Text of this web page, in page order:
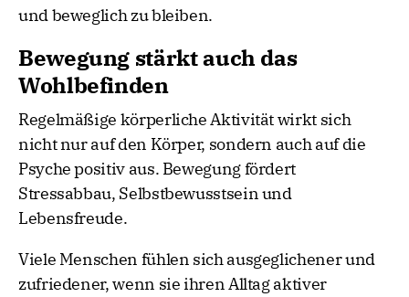
und beweglich zu bleiben.
Bewegung stärkt auch das
Wohlbefinden
Regelmäßige körperliche Aktivität wirkt sich
nicht nur auf den Körper, sondern auch auf die
Psyche positiv aus. Bewegung fördert
Stressabbau, Selbstbewusstsein und
Lebensfreude.
Viele Menschen fühlen sich ausgeglichener und
zufriedener, wenn sie ihren Alltag aktiver